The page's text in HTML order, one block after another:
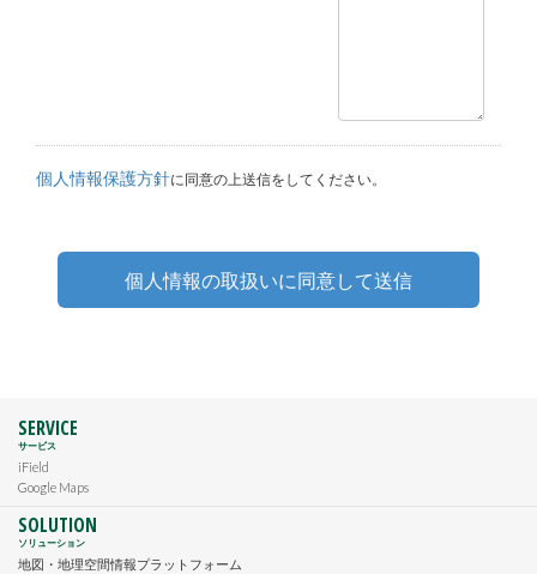
個人情報保護方針に同意の上送信をしてください。
SERVICE
サービス
iField
Google Maps
SOLUTION
ソリューション
地図・地理空間情報プラットフォーム